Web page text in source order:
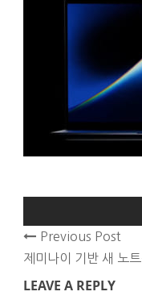
Previous Post
제미나이 기반 새 노트
LEAVE A REPLY